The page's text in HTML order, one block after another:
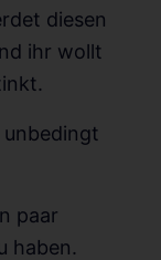
diesen
ihr wollt
paar
haben.